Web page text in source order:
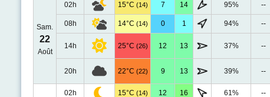
Sam.
22
Août
02h 15°C (14) 7 14 95% --
08h 14°C (14) 0 1 94% --
14h 25°C (26) 12 13 37% --
20h 22°C (22) 9 13 39% --
02h 15°C (14) 12 16 61% --